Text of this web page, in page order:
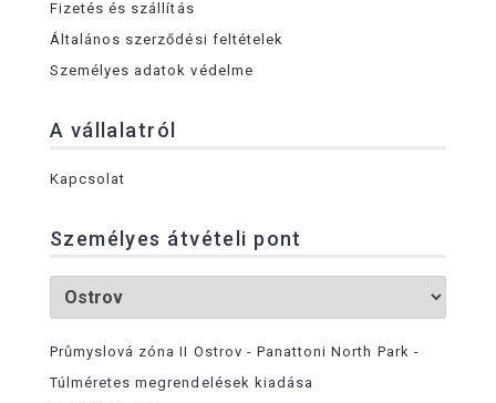
Fizetés és szállítás
Általános szerződési feltételek
Személyes adatok védelme
A vállalatról
Kapcsolat
Személyes átvételi pont
Průmyslová zóna II Ostrov - Panattoni North Park -
Túlméretes megrendelések kiadása